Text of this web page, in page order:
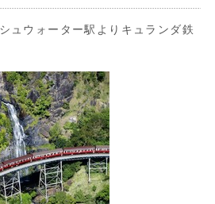
ュウォーター駅よりキュランダ鉄